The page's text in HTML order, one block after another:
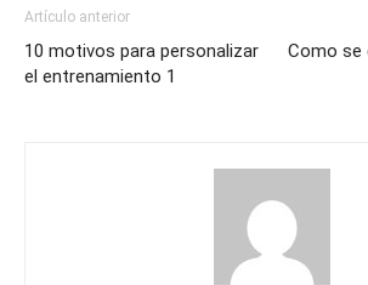
Artículo anterior
10 motivos para personalizar
el entrenamiento 1
Como se